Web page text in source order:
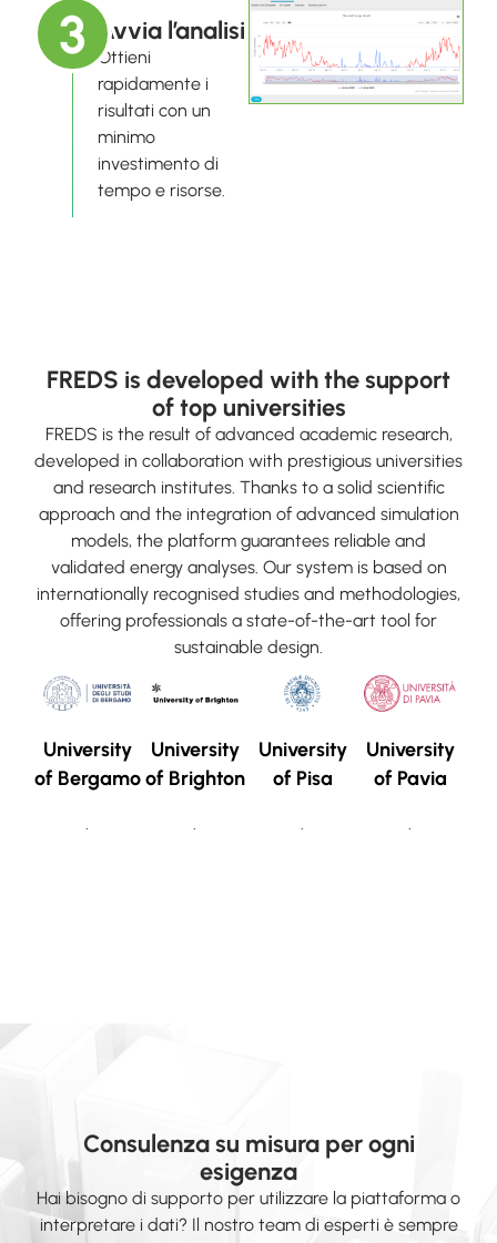
3 Avvia l’analisi
Ottieni
rapidamente i
risultati con un
minimo
investimento di
tempo e risorse.
FREDS is developed with the support
of top universities
FREDS is the result of advanced academic research,
developed in collaboration with prestigious universities
and research institutes. Thanks to a solid scientific
approach and the integration of advanced simulation
models, the platform guarantees reliable and
validated energy analyses. Our system is based on
internationally recognised studies and methodologies,
offering professionals a state-of-the-art tool for
sustainable design.
University
of Bergamo
.
University
of Brighton
.
University
of Pisa
.
University
of Pavia
.
Consulenza su misura per ogni
esigenza
Hai bisogno di supporto per utilizzare la piattaforma o
interpretare i dati? Il nostro team di esperti è sempre